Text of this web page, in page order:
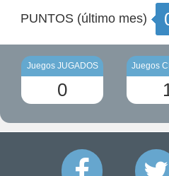
PUNTOS (último mes)
Juegos JUGADOS
0
Juegos